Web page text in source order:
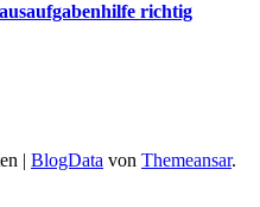
richtig
| BlogData von Themeansar.